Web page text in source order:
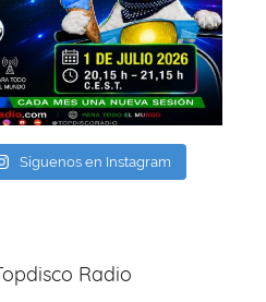
Síguenos en Instagram
Radio